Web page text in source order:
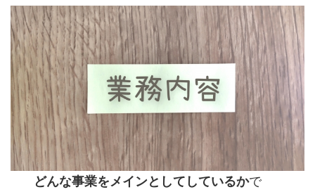
どんな事業をメインとしてしているかで